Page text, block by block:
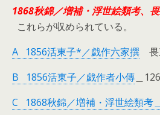
1868秋錦／増補・浮世絵類考、
これらが収められている。
A 1856活東子*／戯作六家撰 畏
B 1856活東子／戯作者小傳 ＿
C 1868秋錦／増補・浮世絵類考